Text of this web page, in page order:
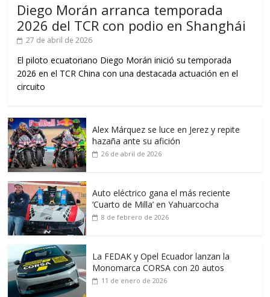
Diego Morán arranca temporada
2026 del TCR con podio en Shanghái
27 de abril de 2026
El piloto ecuatoriano Diego Morán inició su temporada
2026 en el TCR China con una destacada actuación en el
circuito
Alex Márquez se luce en Jerez y repite
hazaña ante su afición
26 de abril de 2026
Auto eléctrico gana el más reciente
‘Cuarto de Milla’ en Yahuarcocha
8 de febrero de 2026
La FEDAK y Opel Ecuador lanzan la
Monomarca CORSA con 20 autos
11 de enero de 2026